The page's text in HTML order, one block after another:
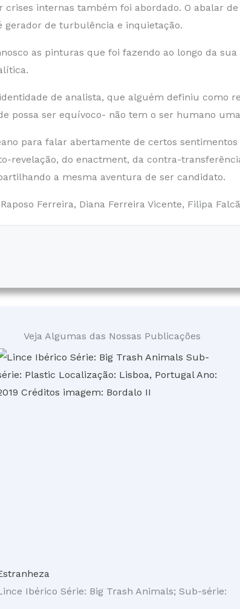
internas também foi abordado. O abalar
gerador de turbulência e inquietação.
as pinturas que foi fazendo ao longo da
de analista, que alguém definiu como
possa ser equívoco- não tem o ser humano
para falar abertamente de certos
revelação, do enactment, da contra-
a mesma aventura de ser candidato.
Ferreira, Diana Ferreira Vicente, Filipa
Veja Algumas das Nossas Publicações
Ibérico Série: Big Trash Animals; Sub-série: